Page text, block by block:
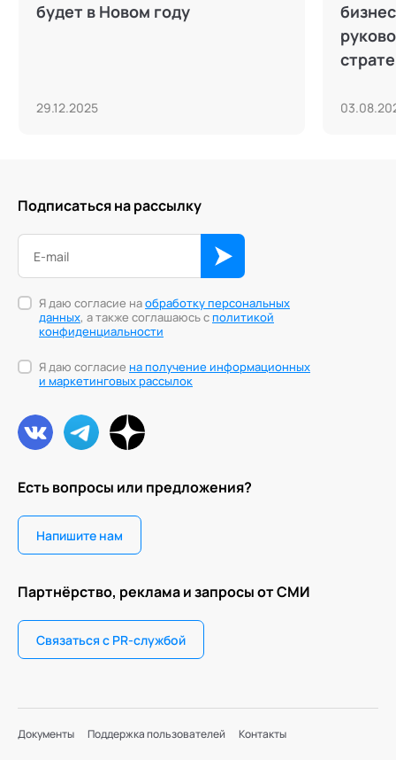
будет в Новом году
29.12.2025
Есть вопросы или предложения?
Напишите нам
Партнёрство, реклама и запросы от СМИ
Связаться с PR-службой
Подписаться на рассылку
Я даю согласие наобработку персональных
данных, а также соглашаюсь сполитикой
конфиденциальности
Я даю согласие на получение информационных
и маркетинговых рассылок
Документы Поддержка пользователей Контакты